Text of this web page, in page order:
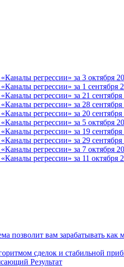
регрессии» за 3 октября
регрессии» за 1 сентября
регрессии» за 21 сентября
регрессии» за 28 сентября
регрессии» за 20 сентября
регрессии» за 5 октября
регрессии» за 19 сентября
регрессии» за 29 сентября
регрессии» за 7 октября
регрессии» за 11 октября
позволит вам зарабатывать
сделок и стабильной
Результат